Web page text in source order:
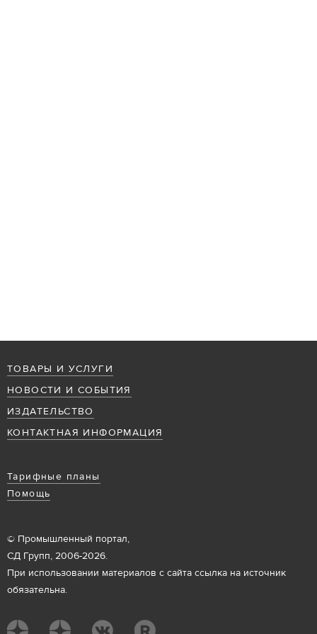
ТОВАРЫ И УСЛУГИ
НОВОСТИ И СОБЫТИЯ
ИЗДАТЕЛЬСТВО
КОНТАКТНАЯ ИНФОРМАЦИЯ
Тарифные планы
Помощь
© Промышленный портал,
СД Групп, 2006-2026.
При использовании материалов с сайта ссылка на источник
обязательна.